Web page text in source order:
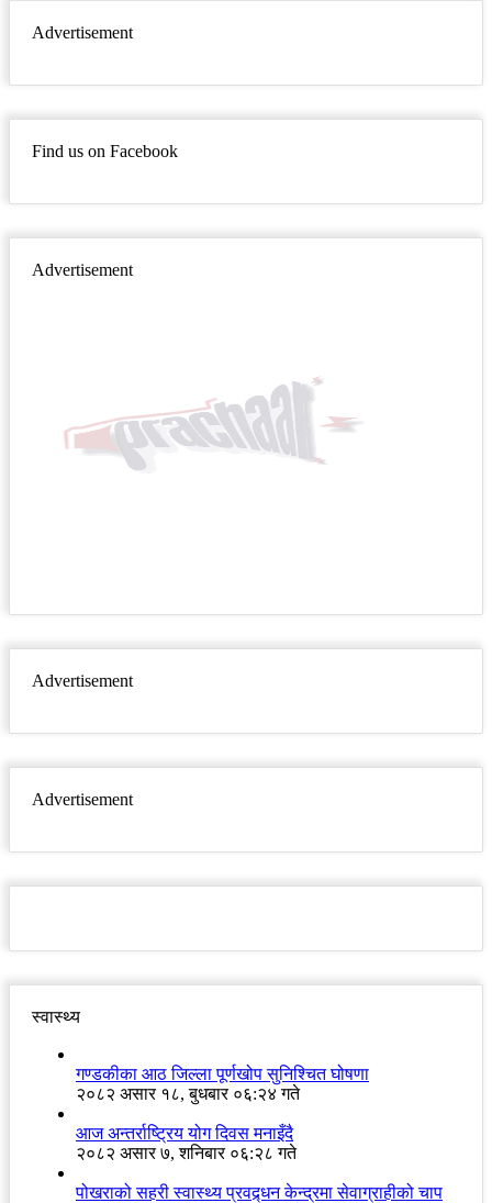
Advertisement
Find us on Facebook
Advertisement
Advertisement
Advertisement
स्वास्थ्य
गण्डकीका आठ जिल्ला पूर्णखोप सुनिश्चित घोषणा
२०८२ असार १८, बुधबार ०६:२४ गते
आज अन्तर्राष्ट्रिय योग दिवस मनाइँदै
२०८२ असार ७, शनिबार ०६:२८ गते
पोखराको सहरी स्वास्थ्य प्रवद्र्धन केन्द्रमा सेवाग्राहीको चाप